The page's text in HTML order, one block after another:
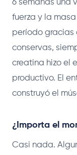
6 semanas una
fuerza y la
período gracias
conservas,
creatina hizo el
productivo. El
construyó el
¿Importa el
Casi nada.